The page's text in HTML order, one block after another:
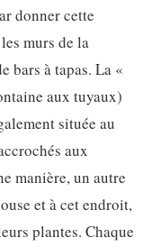
donner cette
murs de la
bars à tapas. La «
aux tuyaux)
située au
aux
manière, un autre
et à cet endroit,
plantes. Chaque